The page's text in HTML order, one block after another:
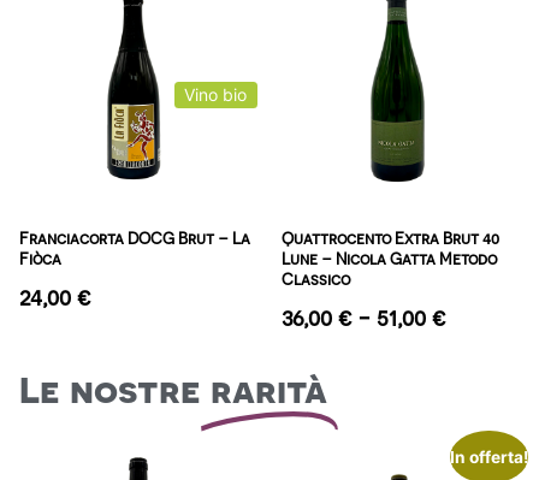
Vino bio
Franciacorta DOCG Brut – La
Fiòca
24,00 €
Quattrocento Extra Brut 40
Lune – Nicola Gatta Metodo
Classico
36,00 € - 51,00 €
Le nostre rarità
In offerta!